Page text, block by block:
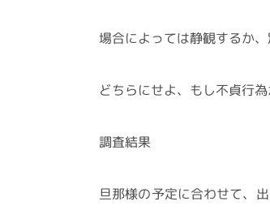
場合によっては静観するか
どちらにせよ、もし不貞行
調査結果
旦那様の予定に合わせて、